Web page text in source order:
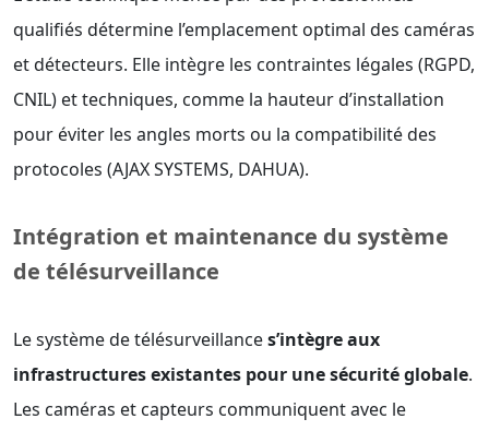
qualifiés détermine l’emplacement optimal des caméras
et détecteurs. Elle intègre les contraintes légales (RGPD,
CNIL) et techniques, comme la hauteur d’installation
pour éviter les angles morts ou la compatibilité des
protocoles (AJAX SYSTEMS, DAHUA).
Intégration et maintenance du système
de télésurveillance
Le système de télésurveillances’intègre aux
infrastructures existantes pour une sécurité globale.
Les caméras et capteurs communiquent avec le